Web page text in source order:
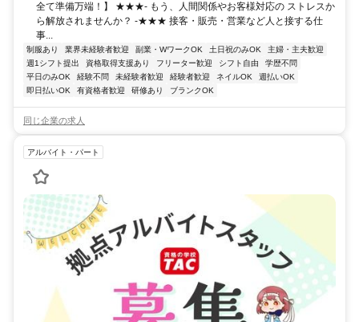
全て準備万端！】 ★★★- もう、人間関係やお客様対応の ストレスか
ら解放されませんか？ -★★★ 接客・販売・営業など人と接する仕
事...
制服あり 業界未経験者歓迎 副業・WワークOK 土日祝のみOK
主婦・主夫歓迎
週1シフト提出
資格取得支援あり フリーター歓迎 シフト自由
学歴不問
平日のみOK
経験不問 未経験者歓迎 経験者歓迎 ネイルOK
週払いOK
即日払いOK
有資格者歓迎 研修あり ブランクOK
同じ企業の求人
アルバイト・パート